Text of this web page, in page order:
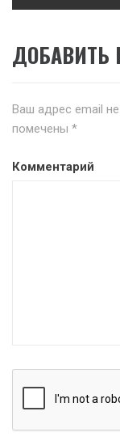
ДОБАВИТЬ
Ваш адрес email
помечены *
Комментарий